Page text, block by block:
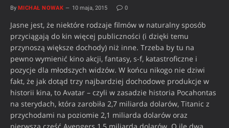
By MICHAŁ NOWAK 10 maja, 2015 0
Jasne jest, że niektóre rodzaje filmów w naturalny sposób
przyciągają do kin więcej publiczności (i dzięki temu
przynoszą większe dochody) niż inne. Trzeba by tu na
pewno wymienić kino akcji, fantasy, s-f, katastroficzne i
pozycje dla młodszych widzów. W końcu nikogo nie dziwi
fakt, że jak dotąd trzy najbardziej dochodowe produkcje w
historii kina, to Avatar – czyli w zasadzie historia Pocahontas
na sterydach, która zarobiła 2,7 miliarda dolarów, Titanic z
przychodami na poziomie 2,1 miliarda dolarów oraz